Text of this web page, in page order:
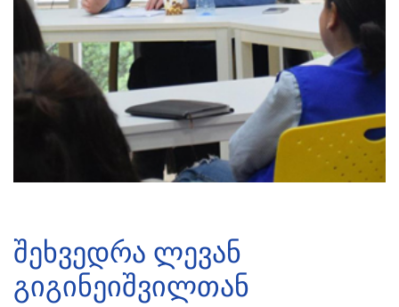
შეხვედრა ლევან
გიგინეიშვილთან